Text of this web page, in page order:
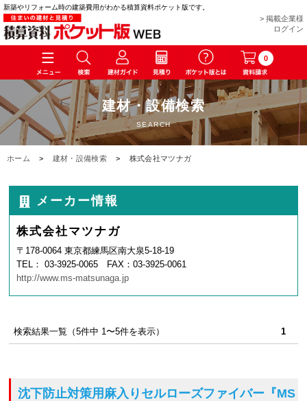
新築やリフォーム時の建築費用がわかる積算資料ポケット版です。
> 掲載企業様
ログイン
0
建材・設備検索
SEARCH
ホーム > 建材・設備検索 > 株式会社マツナガ
メーカー情報
株式会社マツナガ
〒178-0064 東京都練馬区南大泉5-18-19
TEL： 03-3925-0065 FAX：03-3925-0061
http://www.ms-matsunaga.jp
検索結果一覧（5件中 1〜5件を表示） 1
沈下防止対策用麻入りセルローズファイバー 『MS